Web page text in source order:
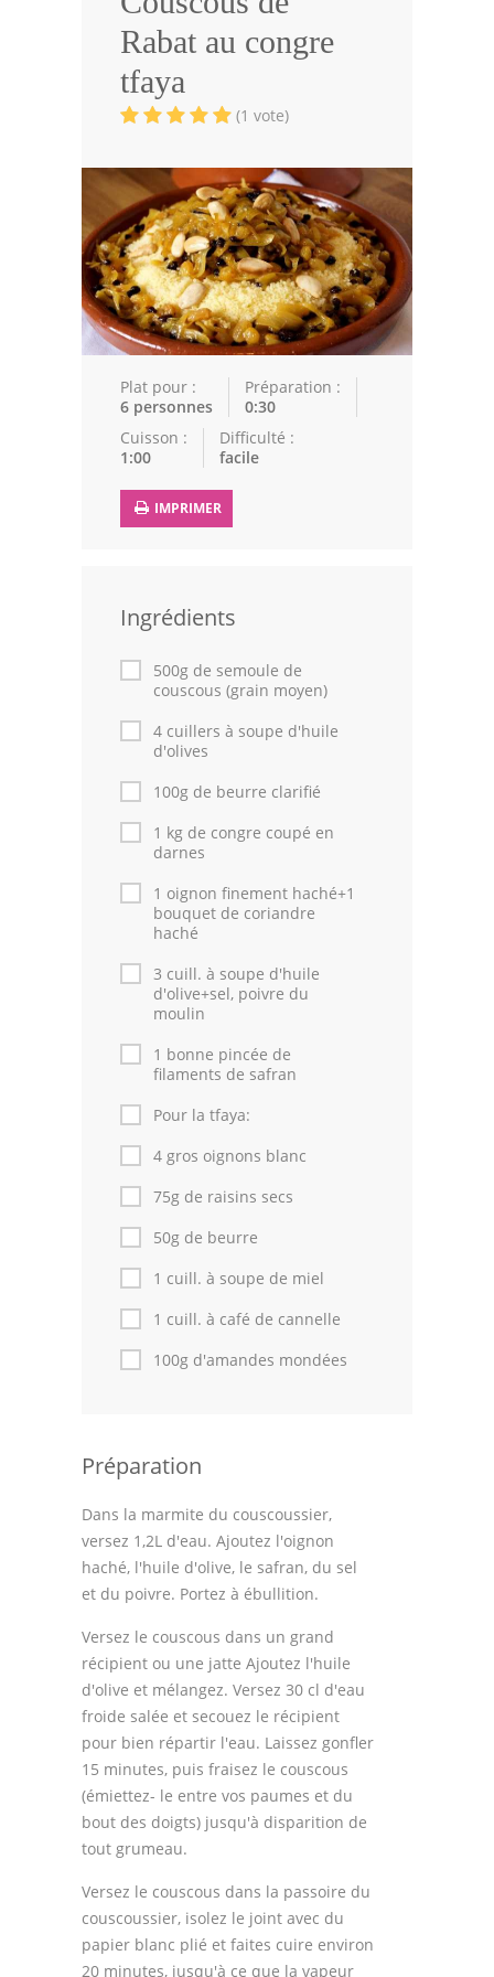
Volailles
Cuisines Orientales
Pâtisseries Orientales
Cuisine Algérienne
Cuisine Tunisienne
Cuisine Juive
Cuisine Libanaise
Articles
Actualités
Leçons de cuisine
Chefs
Forum
Thèmes
Rabat au congre
tfaya
(1 vote)
Plat pour :
6 personnes
Préparation :
0:30
Cuisson :
1:00
Difficulté :
facile
IMPRIMER
Ingrédients
500g de semoule de
couscous (grain moyen)
4 cuillers à soupe d'huile
d'olives
100g de beurre clarifié
1 kg de congre coupé en
darnes
1 oignon finement haché+1
bouquet de coriandre
haché
3 cuill. à soupe d'huile
d'olive+sel, poivre du
moulin
1 bonne pincée de
filaments de safran
Pour la tfaya:
4 gros oignons blanc
75g de raisins secs
50g de beurre
1 cuill. à soupe de miel
1 cuill. à café de cannelle
100g d'amandes mondées
Préparation
Dans la marmite du couscoussier,
versez 1,2L d'eau. Ajoutez l'oignon
haché, l'huile d'olive, le safran, du sel
et du poivre. Portez à ébullition.
Versez le couscous dans un grand
récipient ou une jatte Ajoutez l'huile
d'olive et mélangez. Versez 30 cl d'eau
froide salée et secouez le récipient
pour bien répartir l'eau. Laissez gonfler
15 minutes, puis fraisez le couscous
(émiettez- le entre vos paumes et du
bout des doigts) jusqu'à disparition de
tout grumeau.
Versez le couscous dans la passoire du
couscoussier, isolez le joint avec du
papier blanc plié et faites cuire environ
20 minutes, jusqu'à ce que la vapeur